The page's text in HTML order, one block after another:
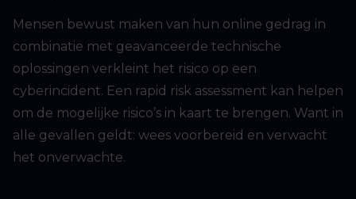
Mensen bewust maken van hun online gedrag in
combinatie met geavanceerde technische
oplossingen verkleint het risico op een
cyberincident. Een rapid risk assessment kan helpen
om de mogelijke risico’s in kaart te brengen. Want in
alle gevallen geldt: wees voorbereid en verwacht
het onverwachte.